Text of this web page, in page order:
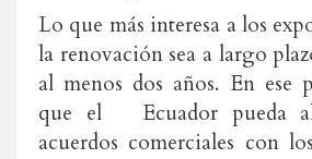
Lo que más interesa a los
la renovación sea a largo
al menos dos años. En ese
que el Ecuador pueda
acuerdos comerciales con